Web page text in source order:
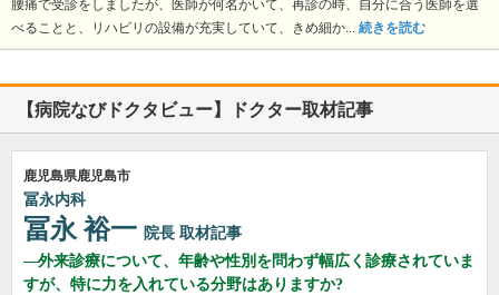
腰痛で受診をしましたが、医師が何名かいて、再診の時、自分に合う医師を選
べることと、リハビリの設備が充実していて、きめ細か... 続きを読む
【病院なびドクタビュー】ドクター取材記事
鹿児島県鹿児島市
冨永内科
冨永 裕一 院長 取材記事
外来診療について、年齢や性別を問わず幅広く診療されていま
すが、特に力を入れている分野はありますか?